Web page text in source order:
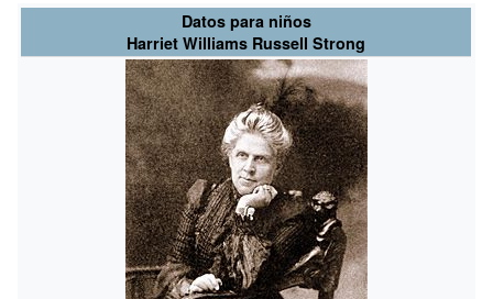
Datos para niños
Harriet Williams Russell Strong